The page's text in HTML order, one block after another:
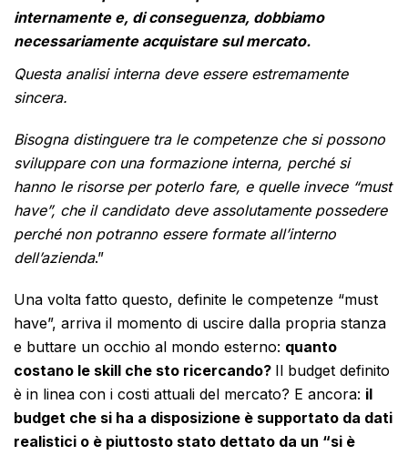
internamente e, di conseguenza, dobbiamo
necessariamente acquistare sul mercato.
Questa analisi interna deve essere estremamente
sincera.
Bisogna distinguere tra le competenze che si possono
sviluppare con una formazione interna, perché si
hanno le risorse per poterlo fare, e quelle invece “must
have”, che il candidato deve assolutamente possedere
perché non potranno essere formate all’interno
dell’azienda.”
Una volta fatto questo, definite le competenze “must
have”, arriva il momento di uscire dalla propria stanza
e buttare un occhio al mondo esterno: quanto
costano le skill che sto ricercando? Il budget definito
è in linea con i costi attuali del mercato? E ancora: il
budget che si ha a disposizione è supportato da dati
realistici o è piuttosto stato dettato da un “si è